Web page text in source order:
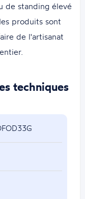
de standing élevé
produits sont
de l'artisanat
techniques